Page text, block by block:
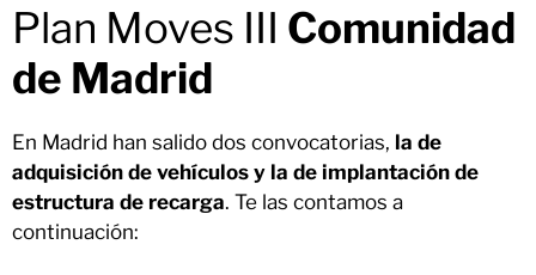
Plan Moves III Comunidad
de Madrid
En Madrid han salido dos convocatorias, la de
adquisición de vehículos y la de implantación de
estructura de recarga. Te las contamos a
continuación: